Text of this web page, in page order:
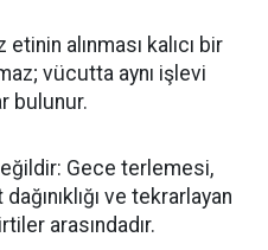
etinin alınması kalıcı bir
vücutta aynı işlevi
bulunur.
Gece terlemesi,
ve tekrarlayan
arasındadır.